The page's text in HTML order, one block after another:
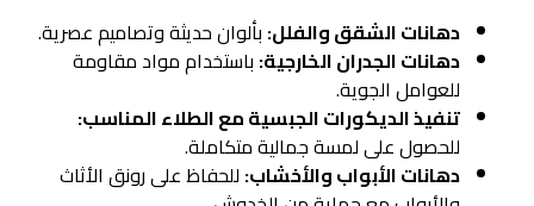
دهانات الشقق والفلل: بألوان حديثة وتصاميم عصرية.
دهانات الجدران الخارجية: باستخدام مواد مقاومة
للعوامل الجوية.
تنفيذ الديكورات الجبسية مع الطلاء المناسب:
للحصول على لمسة جمالية متكاملة.
دهانات الأبواب والأخشاب: للحفاظ على رونق الأثاث